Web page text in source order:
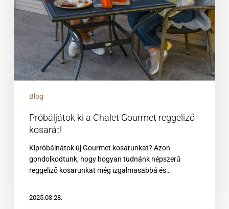
Blog
Próbáljátok ki a Chalet Gourmet reggeliző
kosarát!
Kipróbálnátok új Gourmet kosarunkat? Azon
gondolkodtunk, hogy hogyan tudnánk népszerű
reggeliző kosarunkat még izgalmasabbá és…
2025.03.28.